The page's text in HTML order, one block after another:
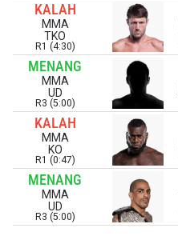
KALAH
MMA
TKO
R1 (4:30)
MENANG
MMA
UD
R3 (5:00)
KALAH
MMA
KO
R1 (0:47)
MENANG
MMA
UD
R3 (5:00)
GELARAN
LIHAT
IKUTI
Bawa ONE Championship
Daftar sekarang untuk
terbaru, tawaran spesial,
terbaik di gelaran
EMAIL
NAMA